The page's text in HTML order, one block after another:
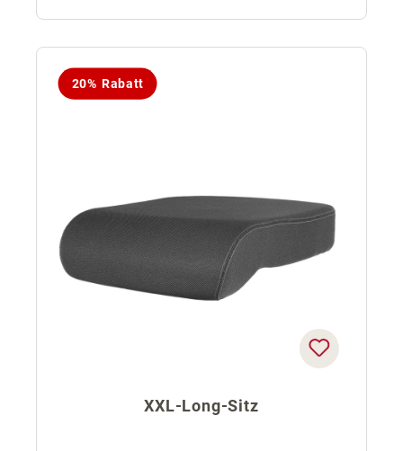
20% Rabatt
XXL-Long-Sitz